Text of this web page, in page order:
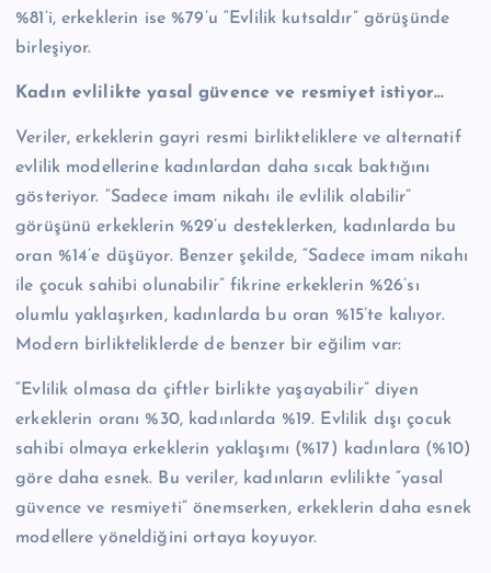
%81’i, erkeklerin ise %79’u “Evlilik kutsaldır” görüşünde
birleşiyor.
Kadın evlilikte yasal güvence ve resmiyet istiyor…
Veriler, erkeklerin gayri resmi birlikteliklere ve alternatif
evlilik modellerine kadınlardan daha sıcak baktığını
gösteriyor. “Sadece imam nikahı ile evlilik olabilir”
görüşünü erkeklerin %29’u desteklerken, kadınlarda bu
oran %14’e düşüyor. Benzer şekilde, “Sadece imam nikahı
ile çocuk sahibi olunabilir” fikrine erkeklerin %26’sı
olumlu yaklaşırken, kadınlarda bu oran %15’te kalıyor.
Modern birlikteliklerde de benzer bir eğilim var:
“Evlilik olmasa da çiftler birlikte yaşayabilir” diyen
erkeklerin oranı %30, kadınlarda %19. Evlilik dışı çocuk
sahibi olmaya erkeklerin yaklaşımı (%17) kadınlara (%10)
göre daha esnek. Bu veriler, kadınların evlilikte “yasal
güvence ve resmiyeti” önemserken, erkeklerin daha esnek
modellere yöneldiğini ortaya koyuyor.